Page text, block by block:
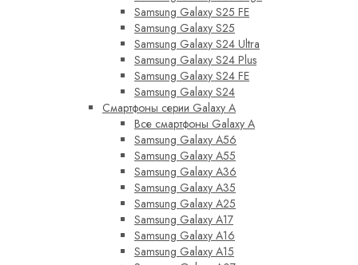
Samsung Galaxy S25 FE
Samsung Galaxy S25
Samsung Galaxy S24 Ultra
Samsung Galaxy S24 Plus
Samsung Galaxy S24 FE
Samsung Galaxy S24
Смартфоны серии Galaxy A
Все смартфоны Galaxy A
Samsung Galaxy A56
Samsung Galaxy A55
Samsung Galaxy A36
Samsung Galaxy A35
Samsung Galaxy A25
Samsung Galaxy A17
Samsung Galaxy A16
Samsung Galaxy A15